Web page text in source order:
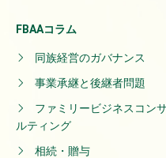
FBAAコラム
同族経営のガバナンス
事業承継と後継者問題
ファミリービジネスコン
ルティング
相続・贈与